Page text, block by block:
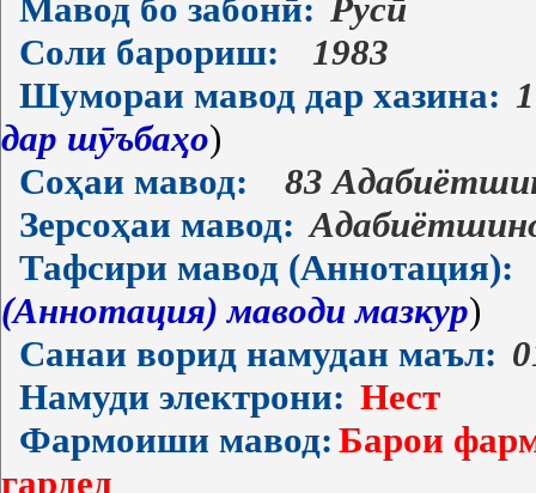
Мавод бо забонӣ: Русӣ
Соли барориш:
1983
Шумораи мавод дар хазина: 1
дар шӯъбаҳо)
Соҳаи мавод:
83
Зерсоҳаи мавод:
Тафсири мавод (Аннотация):
(Аннотация) маводи мазкур)
Санаи ворид намудан маъл:
Намуди электрони: Нест
Фармоиши мавод: Барои
гардед